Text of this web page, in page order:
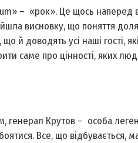
– «рок». Це щось наперед
висновку, що поняття
й доводять усі наші гості,
саме про цінності, яких
Крутов – особа
Все, що відбувається,